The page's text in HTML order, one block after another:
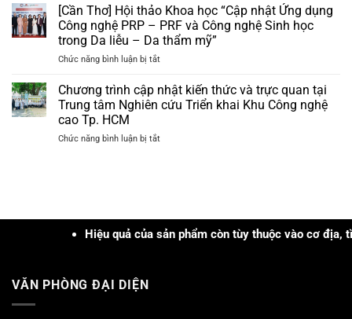
bộ
quà
tặng
giá
3tr
đồng
liễu
Nam
Trung
và
Nguyên
năm
–
Hoạt
chất
“đa
nhiệm”
xử
mụn
[Cần Thơ] Hội thảo Khoa học “Cập nhật Ứng dụng
Công nghệ PRP – PRF và Công nghệ Sinh học
trong Da liễu – Da thẩm mỹ”
Chức năng bình luận bị tắtở
Thơ]
Hội
thảo
học
nghệ
PRP
Chương trình cập nhật kiến thức và trực quan tại
Trung tâm Nghiên cứu Triển khai Khu Công nghệ
cao Tp. HCM
Chức năng bình luận bị tắtở
thức
và
Hiệu quả của sản phẩm còn tùy thuộc vào cơ địa, tình
VĂN PHÒNG ĐẠI DIỆN